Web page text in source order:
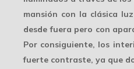
mansión con la clásica
desde fuera pero con
Por consiguiente, los
fuerte contraste, ya que